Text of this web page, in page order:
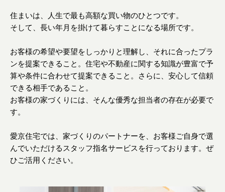
住まいは、人生で最も高額な買い物のひとつです。
そして、長い年月を掛けて暮らすことになる場所です。
お客様の希望や要望をしっかりと理解し、それに合ったプラ
ンを提案できること。住宅や不動産に関する知識が豊富で予
算や条件に合わせて提案できること。さらに、安心して信頼
できる相手であること。
お客様の家づくりには、そんな優秀な担当者の存在が必要で
す。
愛京住宅では、家づくりのパートナーを、お客様ご自身で選
んでいただけるスタッフ指名サービスを行っております。ぜ
ひご活用ください。